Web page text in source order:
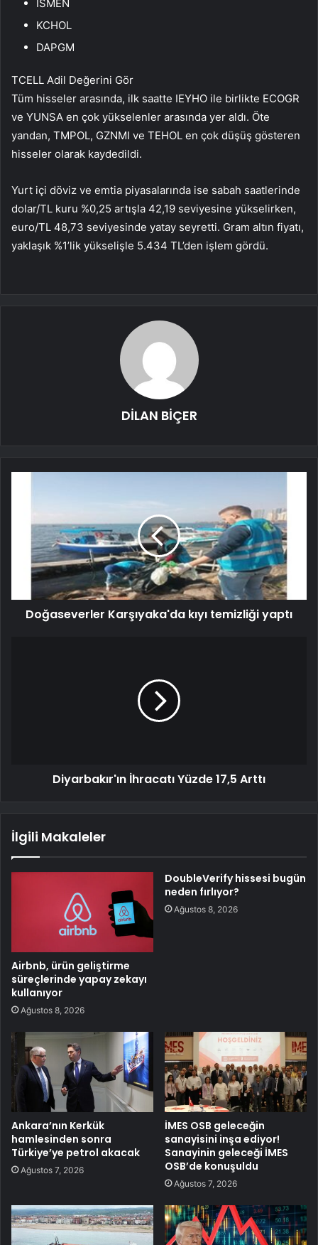
ISMEN
KCHOL
DAPGM
TCELL Adil Değerini Gör
Tüm hisseler arasında, ilk saatte IEYHO ile birlikte ECOGR
ve YUNSA en çok yükselenler arasında yer aldı. Öte
yandan, TMPOL, GZNMI ve TEHOL en çok düşüş gösteren
hisseler olarak kaydedildi.
Yurt içi döviz ve emtia piyasalarında ise sabah saatlerinde
dolar/TL kuru %0,25 artışla 42,19 seviyesine yükselirken,
euro/TL 48,73 seviyesinde yatay seyretti. Gram altın fiyatı,
yaklaşık %1’lik yükselişle 5.434 TL’den işlem gördü.
DİLAN BİÇER
Doğaseverler Karşıyaka'da kıyı temizliği yaptı
Diyarbakır'ın İhracatı Yüzde 17,5 Arttı
İlgili Makaleler
Airbnb, ürün geliştirme
süreçlerinde yapay zekayı
kullanıyor
Ağustos 8, 2026
DoubleVerify hissesi bugün
neden fırlıyor?
Ağustos 8, 2026
Ankara’nın Kerkük
hamlesinden sonra
Türkiye’ye petrol akacak
Ağustos 7, 2026
İMES OSB geleceğin
sanayisini inşa ediyor!
Sanayinin geleceği İMES
OSB’de konuşuldu
Ağustos 7, 2026